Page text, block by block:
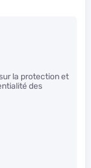
la protection et
des